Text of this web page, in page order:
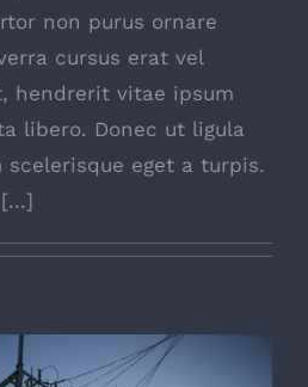
non purus ornare
cursus erat vel
hendrerit vitae ipsum
libero. Donec ut ligula
eget a turpis.